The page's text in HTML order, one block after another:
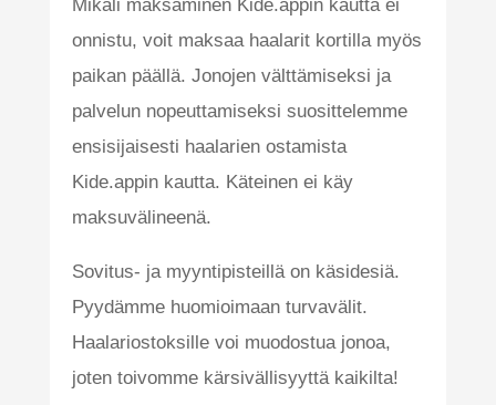
Mikäli maksaminen Kide.appin kautta ei
onnistu, voit maksaa haalarit kortilla myös
paikan päällä. Jonojen välttämiseksi ja
palvelun nopeuttamiseksi suosittelemme
ensisijaisesti haalarien ostamista
Kide.appin kautta. Käteinen ei käy
maksuvälineenä.
Sovitus- ja myyntipisteillä on käsidesiä.
Pyydämme huomioimaan turvavälit.
Haalariostoksille voi muodostua jonoa,
joten toivomme kärsivällisyyttä kaikilta!